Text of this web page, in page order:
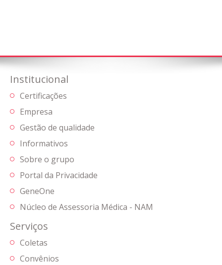
Institucional
Certificações
Empresa
Gestão de qualidade
Informativos
Sobre o grupo
Portal da Privacidade
GeneOne
Núcleo de Assessoria Médica - NAM
Serviços
Coletas
Convênios